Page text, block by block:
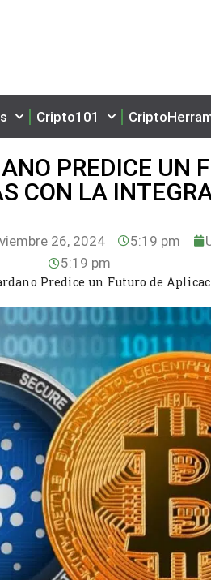
Cripto101
PREDICE UN
CON LA
26, 2024 5:19 pm
5:19 pm
Predice un Futuro de